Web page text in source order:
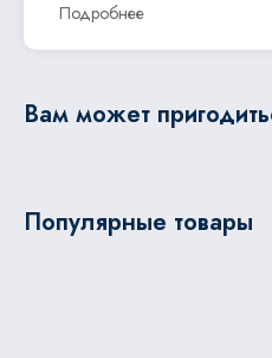
Подробнее
Вам может
Популярные товары